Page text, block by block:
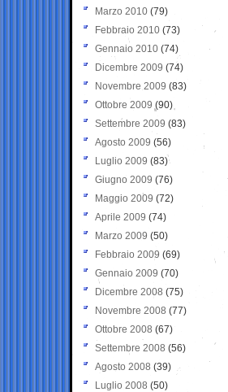
Marzo 2010 (79)
Febbraio 2010 (73)
Gennaio 2010 (74)
Dicembre 2009 (74)
Novembre 2009 (83)
Ottobre 2009 (90)
Settembre 2009 (83)
Agosto 2009 (56)
Luglio 2009 (83)
Giugno 2009 (76)
Maggio 2009 (72)
Aprile 2009 (74)
Marzo 2009 (50)
Febbraio 2009 (69)
Gennaio 2009 (70)
Dicembre 2008 (75)
Novembre 2008 (77)
Ottobre 2008 (67)
Settembre 2008 (56)
Agosto 2008 (39)
Luglio 2008 (50)